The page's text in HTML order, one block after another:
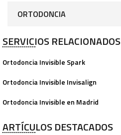
ORTODONCIA
SERVICIOS RELACIONADOS
Ortodoncia Invisible Spark
Ortodoncia Invisible Invisalign
Ortodoncia Invisible en Madrid
ARTÍCULOS DESTACADOS